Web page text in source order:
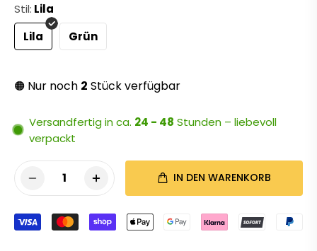
Stil: Lila
Lila
Grün
🟠 Nur noch 2 Stück verfügbar
Versandfertig in ca. 24 - 48 Stunden – liebevoll
verpackt
1 IN DEN WARENKORB